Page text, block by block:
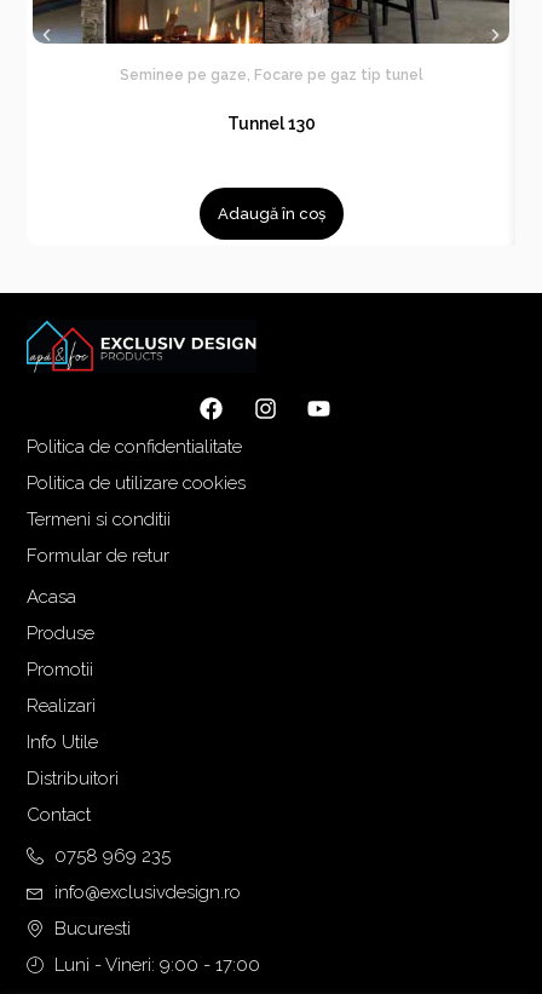
Seminee pe gaze, Focare pe gaz tip tunel
Tunnel 130
Adaugă în coș
Politica de confidentialitate
Politica de utilizare cookies
Termeni si conditii
Formular de retur
Acasa
Produse
Promotii
Realizari
Info Utile
Distribuitori
Contact
0758 969 235
info@exclusivdesign.ro
Bucuresti
Luni - Vineri: 9:00 - 17:00